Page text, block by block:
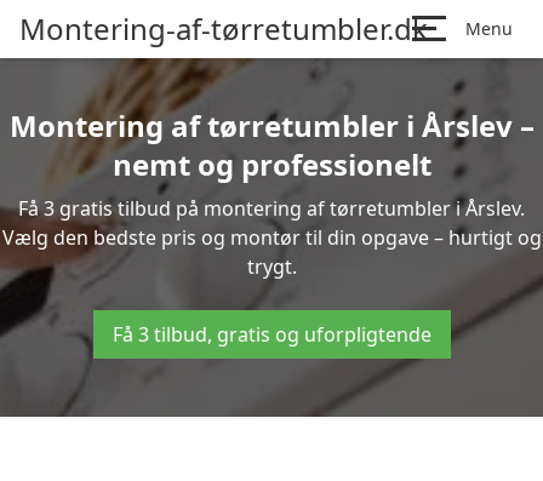
Montering-af-tørretumbler.dk Menu
Montering af tørretumbler i Årslev –
nemt og professionelt
Få 3 gratis tilbud på montering af tørretumbler i Årslev.
Vælg den bedste pris og montør til din opgave – hurtigt og
trygt.
Få 3 tilbud, gratis og uforpligtende